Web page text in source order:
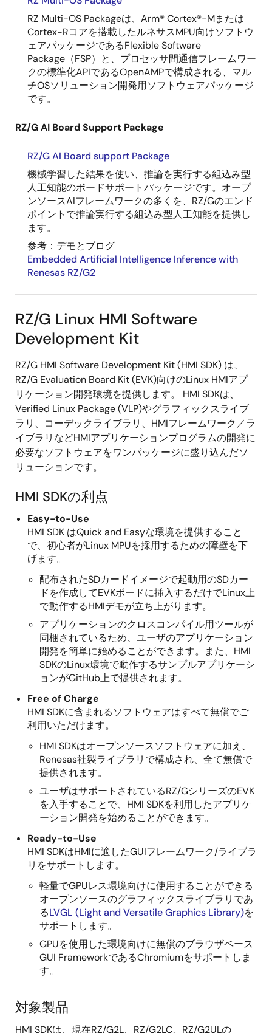
VLP CIP
Kernel
Version
対象製品
VLP
v5
6.12, - -
VLP
v4
6.1,
6.1-rt
-
VLP v3 5.10,
5.10-rt
-
VLP64
4.19,
-
VLP v2
4.4,
- -
RZ Multi-OS Packageは、Arm® Cortex®-Mまたは
Cortex-Rコアを搭載したルネサスMPU向けソフトウ
ェアパッケージであるFlexible Software
Package（FSP）と、プロセッサ間通信フレームワー
クの標準化APIであるOpenAMPで構成される、マル
チOSソリューション開発用ソフトウェアパッケージ
です。
RZ/G AI Board Support Package
RZ/G AI Board support Package
機械学習した結果を使い、推論を実行する組込み型
人工知能のボードサポートパッケージです。オープ
ンソースAIフレームワークの多くを、RZ/Gのエンド
ポイントで推論実行する組込み型人工知能を提供し
ます。
参考：デモとブログ
Embedded Artificial Intelligence Inference with
Renesas RZ/G2
RZ/G Linux HMI Software
Development Kit
RZ/G HMI Software Development Kit (HMI SDK) は、
RZ/G Evaluation Board Kit (EVK)向けのLinux HMIアプ
リケーション開発環境を提供します。 HMI SDKは、
Verified Linux Package (VLP)やグラフィックスライブ
ラリ、コーデックライブラリ、HMIフレームワーク／ラ
イブラリなどHMIアプリケーションプログラムの開発に
必要なソフトウェアをワンパッケージに盛り込んだソ
リューションです。
HMI SDKの利点
Easy-to-Use
HMI SDK はQuick and Easyな環境を提供すること
で、初心者がLinux MPUを採用するための障壁を下
げます。
配布されたSDカードイメージで起動用のSDカー
ドを作成してEVKボードに挿入するだけでLinux上
で動作するHMIデモが立ち上がります。
アプリケーションのクロスコンパイル用ツールが
同梱されているため、ユーザのアプリケーション
開発を簡単に始めることができます。また、HMI
SDKのLinux環境で動作するサンプルアプリケーシ
ョンがGitHub上で提供されます。
Free of Charge
HMI SDKに含まれるソフトウェアはすべて無償でご
利用いただけます。
HMI SDKはオープンソースソフトウェアに加え、
Renesas社製ライブラリで構成され、全て無償で
提供されます。
ユーザはサポートされているRZ/GシリーズのEVK
を入手することで、HMI SDKを利用したアプリケ
ーション開発を始めることができます。
Ready-to-Use
HMI SDKはHMIに適したGUIフレームワーク/ライブラ
リをサポートします。
軽量でGPUレス環境向けに使用することができる
オープンソースのグラフィックスライブラリであ
るLVGL (Light and Versatile Graphics Library)を
サポートします。
GPUを使用した環境向けに無償のブラウザベース
GUI FrameworkであるChromiumをサポートしま
す。
対象製品
HMI SDKは、現在RZ/G2L、RZ/G2LC、RZ/G2ULの